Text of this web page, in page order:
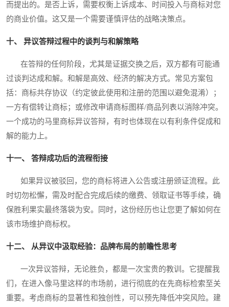
而提出的。是否上诉，需要权衡上诉成本、时间投入与商标对您
的商业价值。这又是一个需要谨慎评估的战略决策点。
十、 异议答辩过程中的谈判与和解策略
在答辩的任何阶段，尤其是证据交换之后，双方都有可能通
过谈判达成和解。和解是高效、经济的解决方式。常见方案包
括：商标共存协议（约定彼此使用和注册的范围以避免混淆）；
一方有偿转让商标；或修改申请商标图样/商品列表以消除冲突。
一个成功的马里商标异议答辩，有时也体现在以有利条件促成和
解的能力上。
十一、 答辩成功后的流程衔接
如果异议被驳回，您的商标将进入公告或注册颁证流程。此
时切勿松懈，需及时配合完成后续的缴费、领取证书等手续，确
保胜利果实最终落袋为安。同时，这份经历也让您更了解如何在
该市场维护商标权。
十二、 从异议中汲取经验：品牌布局的前瞻性思考
一次异议答辩，无论胜负，都是一次宝贵的教训。它提醒我
们，在进入像马里这样的市场前，进行彻底的在先商标检索至关
重要。考虑商标的显著性和独创性，可以预先降低冲突风险。建